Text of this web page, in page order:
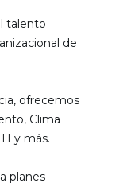
talento
de
ofrecemos
Clima
y más.
planes